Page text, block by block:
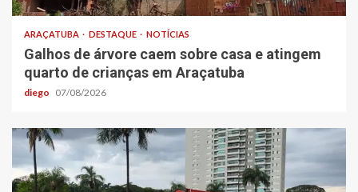
ARAÇATUBA DESTAQUE NOTÍCIAS
Galhos de árvore caem sobre casa e atingem
quarto de crianças em Araçatuba
diego 07/08/2026